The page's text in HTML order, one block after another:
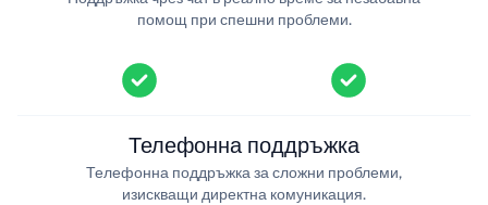
помощ при спешни проблеми.
Телефонна поддръжка
Телефонна поддръжка за сложни проблеми,
изискващи директна комуникация.